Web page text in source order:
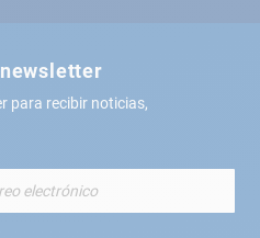
para recibir noticias,